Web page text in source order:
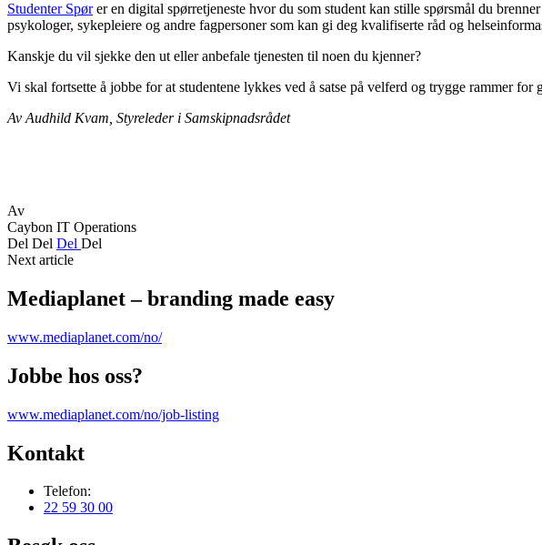
Studenter Spører en digital spørretjeneste hvor du som student kan stille spørsmål du
psykologer, sykepleiere og andre fagpersoner som kan gi deg kvalifiserte råd og
Kanskje du vil sjekke den ut eller anbefale tjenesten til noen du kjenner?
Vi skal fortsette å jobbe for at studentene lykkes ved å satse på velferd og trygge rammer for
Av Audhild Kvam, Styreleder i Samskipnadsrådet
Av
Caybon IT Operations
Del Del Del Del
Next article
Mediaplanet – branding made easy
www.mediaplanet.com/no/
Jobbe hos oss?
www.mediaplanet.com/no/job-listing
Kontakt
Telefon:
22 59 30 00